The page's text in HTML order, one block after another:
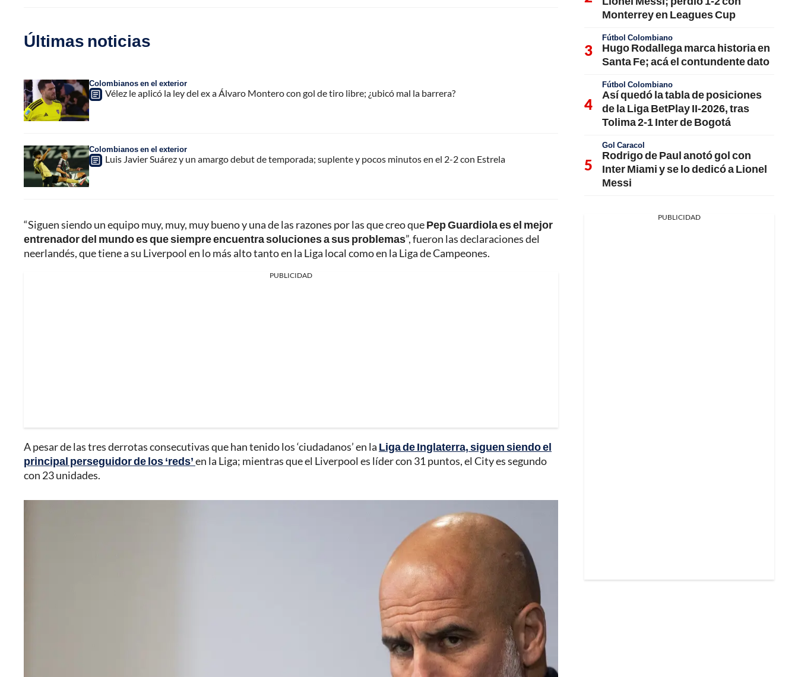
Últimas noticias
Colombianos en el exterior
Vélez le aplicó la ley del ex a Álvaro Montero con gol de tiro libre; ¿ubicó mal la barrera?
Colombianos en el exterior
Luis Javier Suárez y un amargo debut de temporada; suplente y pocos minutos en el 2-2 con Estrela
“Siguen siendo un equipo muy, muy, muy bueno y una de las razones por las que creo quePep Guardiola es el mejor
entrenador del mundo es que siempre encuentra soluciones a sus problemas”, fueron las declaraciones del
neerlandés, que tiene a su Liverpool en lo más alto tanto en la Liga local como en la Liga de Campeones.
PUBLICIDAD
A pesar de las tres derrotas consecutivas que han tenido los ‘ciudadanos’ en la Liga de Inglaterra, siguen siendo el
principal perseguidor de los ‘reds’en la Liga; mientras que el Liverpool es líder con 31 puntos, el City es segundo
con 23 unidades.
Monterrey en Leagues Cup
Fútbol Colombiano
Hugo Rodallega marca historia en
Santa Fe; acá el contundente dato
Fútbol Colombiano
Así quedó la tabla de posiciones
de la Liga BetPlay II-2026, tras
Tolima 2-1 Inter de Bogotá
Gol Caracol
Rodrigo de Paul anotó gol con
Inter Miami y se lo dedicó a Lionel
Messi
PUBLICIDAD